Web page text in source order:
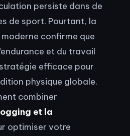
persiste dans de
de sport. Pourtant, la
confirme que
et du travail
efficace pour
physique globale.
combiner
et la
optimiser votre